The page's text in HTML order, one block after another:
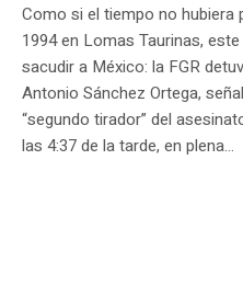
Como si el tiempo no hubiera
1994 en Lomas Taurinas,
sacudir a México: la FGR
Antonio Sánchez Ortega,
“segundo tirador” del
las 4:37 de la tarde, en plena...